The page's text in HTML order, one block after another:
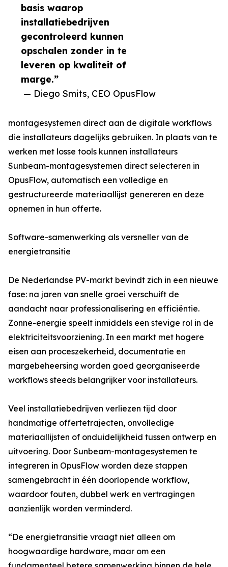
basis waarop
installatiebedrijven
gecontroleerd kunnen
opschalen zonder in te
leveren op kwaliteit of
marge.”
— Diego Smits, CEO OpusFlow
montagesystemen direct aan de digitale workflows
die installateurs dagelijks gebruiken. In plaats van te
werken met losse tools kunnen installateurs
Sunbeam-montagesystemen direct selecteren in
OpusFlow, automatisch een volledige en
gestructureerde materiaallijst genereren en deze
opnemen in hun offerte.
Software-samenwerking als versneller van de
energietransitie
De Nederlandse PV-markt bevindt zich in een nieuwe
fase: na jaren van snelle groei verschuift de
aandacht naar professionalisering en efficiëntie.
Zonne-energie speelt inmiddels een stevige rol in de
elektriciteitsvoorziening. In een markt met hogere
eisen aan proceszekerheid, documentatie en
margebeheersing worden goed georganiseerde
workflows steeds belangrijker voor installateurs.
Veel installatiebedrijven verliezen tijd door
handmatige offertetrajecten, onvolledige
materiaallijsten of onduidelijkheid tussen ontwerp en
uitvoering. Door Sunbeam-montagesystemen te
integreren in OpusFlow worden deze stappen
samengebracht in één doorlopende workflow,
waardoor fouten, dubbel werk en vertragingen
aanzienlijk worden verminderd.
“De energietransitie vraagt niet alleen om
hoogwaardige hardware, maar om een